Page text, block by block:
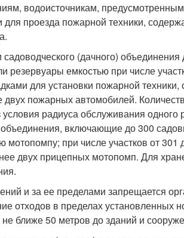
водоисточникам,
проезда пожарной техники,
(дачного)
емкостью при числе
для установки пожарной техники,
пожарных автомобилей.
радиуса обслуживания одного
включающие до 300
при числе участков от 301
двух прицепных мотопомп. Для
и за ее пределами запрещается
отходов в пределах установленных
ближе 50 метров до зданий и